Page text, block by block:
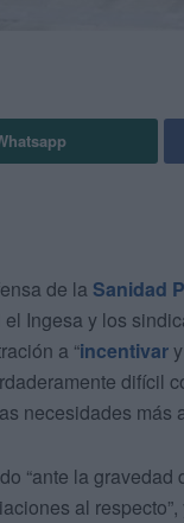
de la Sanidad
el Ingesa y los
a “incentivar
difícil
necesidades
“ante la
al